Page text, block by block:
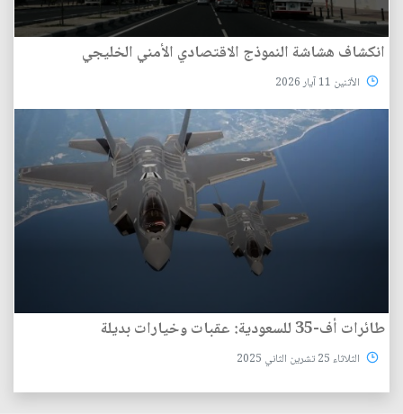
انكشاف هشاشة النموذج الاقتصادي الأمني الخليجي
الأثنين 11 آيار 2026
طائرات أف-35 للسعودية: عقبات وخيارات بديلة
الثلاثاء 25 تشرين الثاني 2025